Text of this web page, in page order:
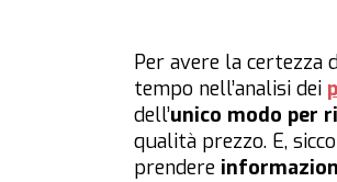
Per avere la certezza
tempo nell’analisi dei
dell’unico modo per
qualità prezzo. E,
prendere